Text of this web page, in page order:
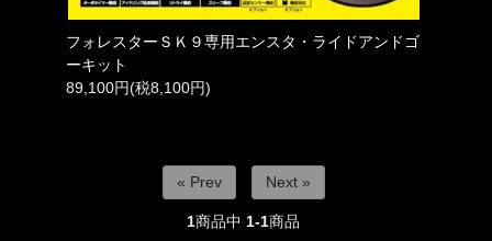
フォレスターＳＫ９専用エンスタ・ライドアンドゴ
ーキット
89,100円(税8,100円)
« Prev Next »
1商品中 1-1商品